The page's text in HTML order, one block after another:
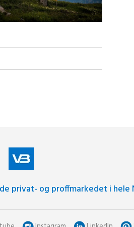
privat- og proffmarkedet i hele